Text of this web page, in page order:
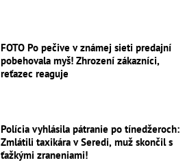
FOTO Po pečive v známej sieti predajní
pobehovala myš! Zhrození zákazníci,
reťazec reaguje
Polícia vyhlásila pátranie po tínedžeroch:
Zmlátili taxikára v Seredi, muž skončil s
ťažkými zraneniami!